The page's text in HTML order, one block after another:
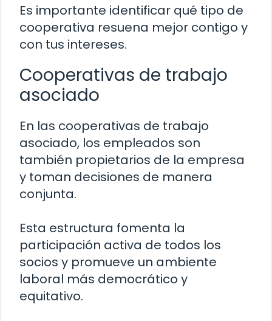
Es importante identificar qué tipo de
cooperativa resuena mejor contigo y
con tus intereses.
Cooperativas de trabajo
asociado
En las cooperativas de trabajo
asociado, los empleados son
también propietarios de la empresa
y toman decisiones de manera
conjunta.
Esta estructura fomenta la
participación activa de todos los
socios y promueve un ambiente
laboral más democrático y
equitativo.